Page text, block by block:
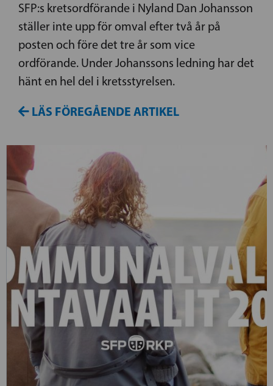
SFP:s kretsordförande i Nyland Dan Johansson
ställer inte upp för omval efter två år på
posten och före det tre år som vice
ordförande. Under Johanssons ledning har det
hänt en hel del i kretsstyrelsen.
LÄS FÖREGÅENDE ARTIKEL